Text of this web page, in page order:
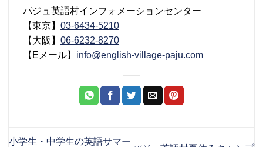
パジュ英語村インフォメーションセンター
【東京】 03-6434-5210
【大阪】 06-6232-8270
【Eメール】 info@english-village-paju.com
小学生・中学生の英語サマー